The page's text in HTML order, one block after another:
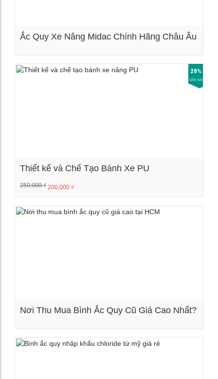
Ắc Quy Xe Nâng Midac Chính Hãng Châu Âu
20%
GIẢM GIÁ!
Thiết kế và Chế Tạo Bánh Xe PU
250,000₫ 200,000 ₫
Nơi Thu Mua Bình Ắc Quy Cũ Giá Cao Nhất?